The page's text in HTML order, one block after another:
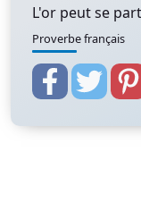
L'or peut se
Proverbe français